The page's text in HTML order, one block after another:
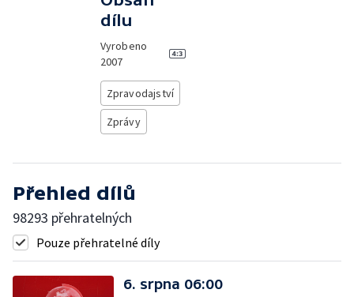
dílu
Vyrobeno
2007
Zpravodajství
Zprávy
Přehled dílů
98293 přehratelných
Pouze přehratelné díly
6. srpna 06:00